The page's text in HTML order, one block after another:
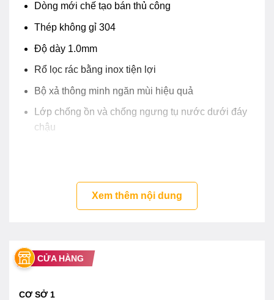
Dòng mới chế tạo bán thủ công
Thép không gỉ 304
Độ dày 1.0mm
Rổ lọc rác bằng inox tiện lợi
Bộ xả thông minh ngăn mùi hiệu quả
Lớp chống ồn và chống ngưng tụ nước dưới đáy
chậu
Xem thêm nội dung
CỬA HÀNG
CƠ SỞ 1